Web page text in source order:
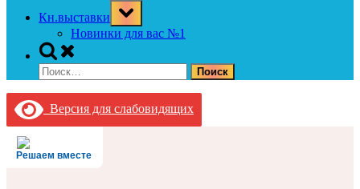
Кн.выставки
Toggle
sub-
menu
Новинки для вас №1
Toggle
search
form
Найти:
Версия для слабовидящих
Решаем вместе